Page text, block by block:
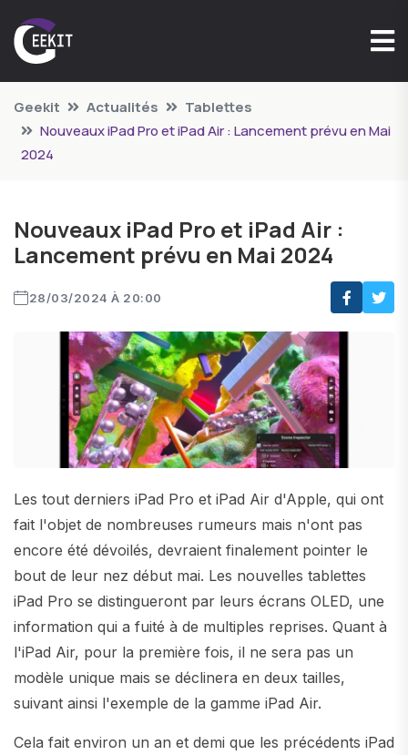
Geekit Actualités
Tablettes
Nouveaux iPad Pro et iPad Air : Lancement prévu en Mai
2024
Nouveaux iPad Pro et iPad Air :
Lancement prévu en Mai 2024
28/03/2024 À 20:00
Les tout derniers iPad Pro et iPad Air d'Apple, qui ont
fait l'objet de nombreuses rumeurs mais n'ont pas
encore été dévoilés, devraient finalement pointer le
bout de leur nez début mai. Les nouvelles tablettes
iPad Pro se distingueront par leurs écrans OLED, une
information qui a fuité à de multiples reprises. Quant à
l'iPad Air, pour la première fois, il ne sera pas un
modèle unique mais se déclinera en deux tailles,
suivant ainsi l'exemple de la gamme iPad Air.
Cela fait environ un an et demi que les précédents iPad